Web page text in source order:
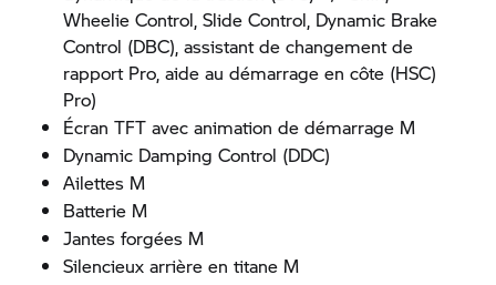
Wheelie Control, Slide Control, Dynamic Brake
Control (DBC), assistant de changement de
rapport Pro, aide au démarrage en côte (HSC)
Pro)
Écran TFT avec animation de démarrage M
Dynamic Damping Control (DDC)
Ailettes M
Batterie M
Jantes forgées M
Silencieux arrière en titane M